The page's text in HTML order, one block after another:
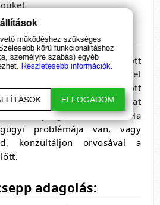
utasítás
kell használni az ajánlott
össze a cseppeket vízzel
és fogyassza el étkezés előtt
rendszeres használat
érdekében. Ha
problémája van, vagy
konzultáljon orvosával a
adagolás:
működéshez szükséges
körű funkcionalitáshoz
személyre szabás) egyéb
Részletesebb információk.
ELFOGADOM